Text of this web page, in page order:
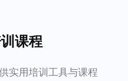
课程
实用培训工具与课程